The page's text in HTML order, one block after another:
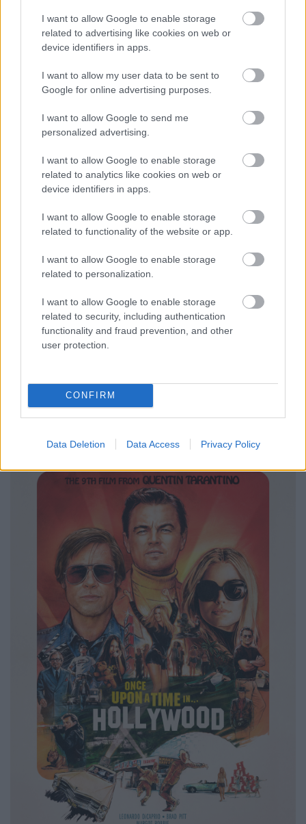
I want to allow Google to enable storage
related to advertising like cookies on web or
device identifiers in apps.
I want to allow my user data to be sent to
Google for online advertising purposes.
I want to allow Google to send me
personalized advertising.
I want to allow Google to enable storage
related to analytics like cookies on web or
device identifiers in apps.
I want to allow Google to enable storage
related to functionality of the website or app.
I want to allow Google to enable storage
related to personalization.
I want to allow Google to enable storage
related to security, including authentication
functionality and fraud prevention, and other
user protection.
CONFIRM
Data Deletion Data Access Privacy Policy
magyar hangok
dvdnews•2019. augusztus 13.
969, Los Angeles. Egy munka nélkül maradt,
színész (Leonardo DiCaprio) és jó barátja, ...
Upon a Time in Hollywood) - plakát
dvdnews•2019. június 11.
Hazai bemutató: 2019. augusztus 8.